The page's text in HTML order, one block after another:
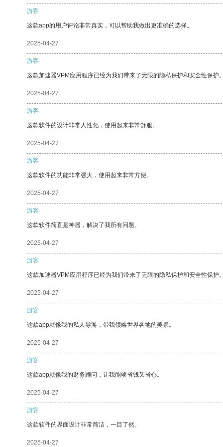
游客
这款app的用户评论非常真实，可以帮助我做出更准确的选择。
2025-04-27
游客
这款加速器VPM应用程序已经为我们带来了无限的隐私保护和安全性保护
2025-04-27
游客
这款软件的设计非常人性化，使用起来非常舒服。
2025-04-27
游客
这款软件的功能非常强大，使用起来非常方便。
2025-04-27
游客
这款软件简直是神器，解决了我所有问题。
2025-04-27
游客
这款加速器VPM应用程序已经为我们带来了无限的隐私保护和安全性保护
2025-04-27
游客
这款app就像我的私人导游，带我领略世界各地的美景。
2025-04-27
游客
这款app就像我的财务顾问，让我能够省钱又省心。
2025-04-27
游客
这款软件的界面设计非常简洁，一目了然。
2025-04-27